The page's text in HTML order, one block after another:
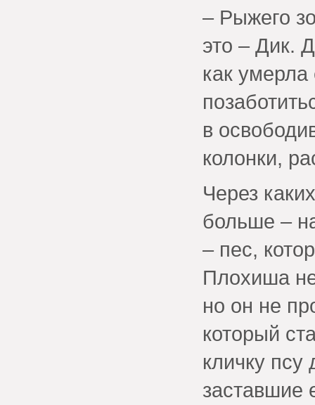
– Рыжего
это – Дик.
как умерла
в
колонки,
Через
больше –
– пес,
Плохиша
но он не
который
кличку
заставшие